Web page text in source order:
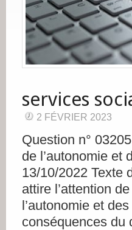
services
2 FÉVRIER 2023
Question n°
de l’autonomie et
13/10/2022 Texte
attire l’attention
l’autonomie et
conséquences du